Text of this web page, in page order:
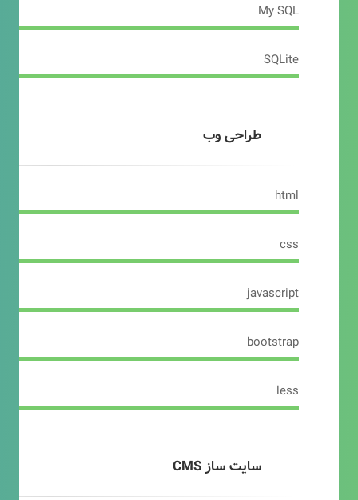
My SQL
SQLite
طراحی وب
html
css
javascript
bootstrap
less
سایت ساز CMS